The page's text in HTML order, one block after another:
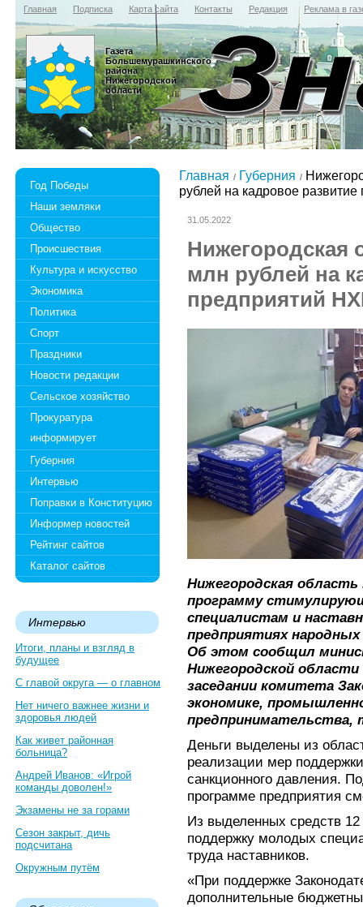
Главная Подписка Карта сайта Контакты Редакция Реклама в
Газета
Большемурашкинского
района
Нижегородской
области
Год Победы
Наши земляки
Общество
Происшествия
Культура и искусство
Экономика
Политика
Спорт
Праздники
Новости редакции
Сельское хозяйство
Прокуратура
информирует
Губерния
Интервью
Поправки в Конституцию
Информер новостей
Рейтинг сайтов
Каталог сайтов
Интервью
Итоги, планы и взгляд в
будущее
С главой округа — о главном
Нет ничего важнее жизни и
здоровья людей
Как живет районная
больница?
Андрей Иванов: «Игрой
команды доволен!»
Экзамены не за горами
Сезон закрыт, дичь
подсчитана
Окружным путём
Главная Губерния
рублей на кадровое
31.05.2022
Нижегородская
млн рублей на
предприятий
Нижегородская
программу
специалистам и
предприятиях
Об этом сообщил
Нижегородской
заседании комитета
экономике,
предпринимательства,
Деньги выделены из
реализации мер
санкционного давления.
программе предприятия
Из выделенных средств
поддержку молодых
труда наставников.
«При поддержке
дополнительные